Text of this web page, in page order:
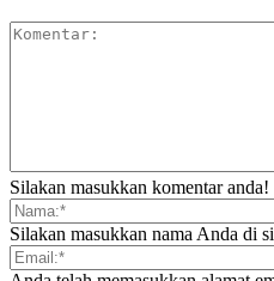
Silakan masukkan komentar anda!
Silakan masukkan nama Anda di